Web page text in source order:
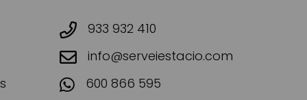
933 932 410
info@serveiestacio.com
600 866 595